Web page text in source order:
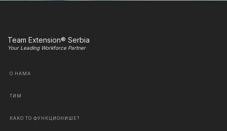
Team Extension® Serbia
Your Leading Workforce Partner
О НАМА
ТИМ
КАКО ТО ФУНКЦИОНИШЕ?